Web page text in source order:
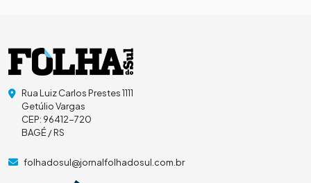
Rua Luiz Carlos Prestes 1111
Getúlio Vargas
CEP: 96412-720
BAGÉ / RS
folhadosul@jornalfolhadosul.com.br